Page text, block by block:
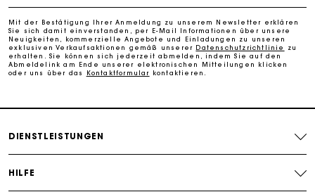
Kostenlose Umtausch & Rücksendung
Die Maje-Geschenkkarte: Die beste Möglichkeit, das
perfekte Geschenk zu machen
Mit der Bestätigung Ihrer Anmeldung zu unserem Newsletter erklären
Sie sich damit einverstanden, per E-Mail Informationen über unsere
Neuigkeiten, kommerzielle Angebote und Einladungen zu unseren
exklusiven Verkaufsaktionen gemäß unserer Datenschutzrichtlinie
zu
erhalten. Sie können sich jederzeit abmelden, indem Sie auf den
Abmeldelink am Ende unserer elektronischen Mitteilungen klicken
oder uns über das
Kontaktformular kontaktieren.
DIENSTLEISTUNGEN
HILFE